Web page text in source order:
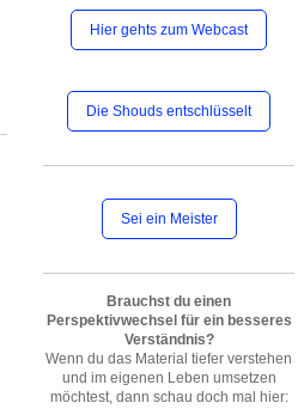
Hier gehts zum Webcast
Die Shouds entschlüsselt
Sei ein Meister
Brauchst du einen
Perspektivwechsel für ein besseres
Verständnis?
Wenn du das Material tiefer verstehen
und im eigenen Leben umsetzen
möchtest, dann schau doch mal hier: